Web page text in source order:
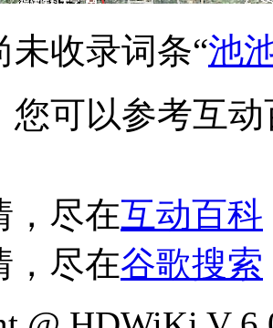
未收录词条“池
您可以参考互
，尽在互动百科
，尽在谷歌搜索